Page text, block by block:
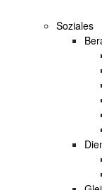
Soziales